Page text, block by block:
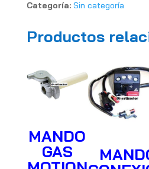
(4UNIDADES)
Categoría: Sin categoría
Productos
MANDO
GAS